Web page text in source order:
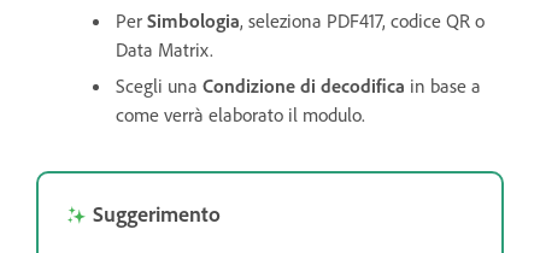
Per Simbologia, seleziona PDF417, codice QR o
Data Matrix.
Scegli una Condizione di decodifica in base a
come verrà elaborato il modulo.
Suggerimento